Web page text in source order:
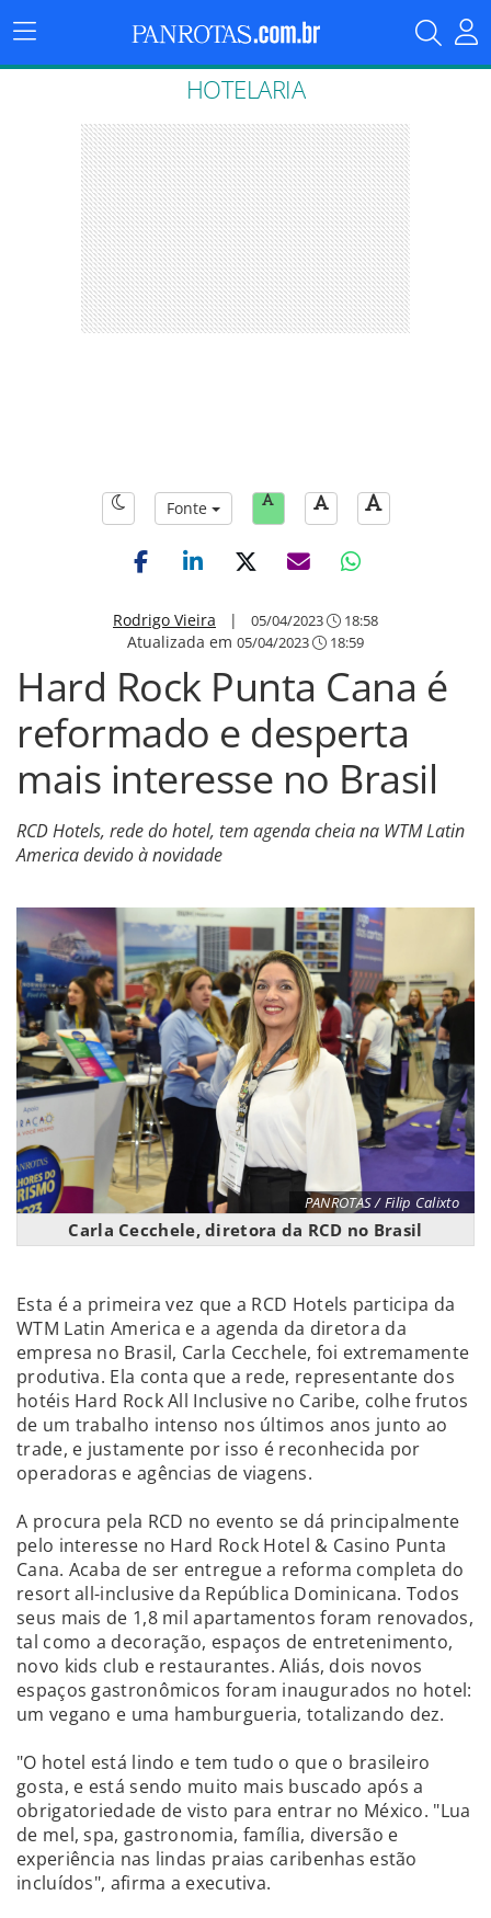
Menu
Principal
HOTELARIA
Fonte
Rodrigo Vieira | 05/04/2023 18:58
Atualizada em 05/04/2023 18:59
Hard Rock Punta Cana é
reformado e desperta
mais interesse no Brasil
RCD Hotels, rede do hotel, tem agenda cheia na WTM Latin
America devido à novidade
PANROTAS / Filip Calixto
Carla Cecchele, diretora da RCD no Brasil
Esta é a primeira vez que a RCD Hotels participa da
WTM Latin America e a agenda da diretora da
empresa no Brasil, Carla Cecchele, foi extremamente
produtiva. Ela conta que a rede, representante dos
hotéis Hard Rock All Inclusive no Caribe, colhe frutos
de um trabalho intenso nos últimos anos junto ao
trade, e justamente por isso é reconhecida por
operadoras e agências de viagens.
A procura pela RCD no evento se dá principalmente
pelo interesse no Hard Rock Hotel & Casino Punta
Cana. Acaba de ser entregue a reforma completa do
resort all-inclusive da República Dominicana. Todos
seus mais de 1,8 mil apartamentos foram renovados,
tal como a decoração, espaços de entretenimento,
novo kids club e restaurantes. Aliás, dois novos
espaços gastronômicos foram inaugurados no hotel:
um vegano e uma hamburgueria, totalizando dez.
"O hotel está lindo e tem tudo o que o brasileiro
gosta, e está sendo muito mais buscado após a
obrigatoriedade de visto para entrar no México. "Lua
de mel, spa, gastronomia, família, diversão e
experiência nas lindas praias caribenhas estão
incluídos", afirma a executiva.